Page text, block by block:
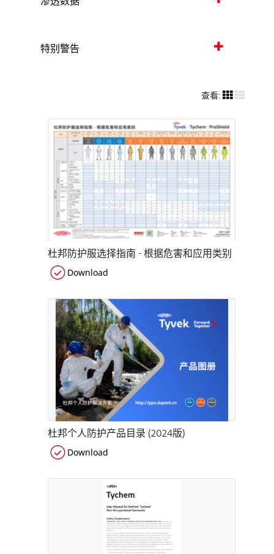
特别警告
查看:
杜邦防护服选择指南 - 根据危害和应用类别
Download
杜邦个人防护产品目录 (2024版)
Download